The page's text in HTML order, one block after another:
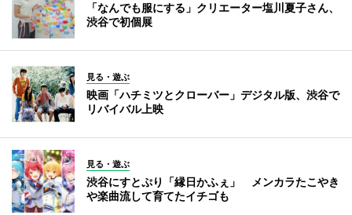
「なんでも服にする」クリエーター塩川夏子さん、
渋谷で初個展
見る・遊ぶ
映画「ハチミツとクローバー」デジタル版、渋谷で
リバイバル上映
見る・遊ぶ
渋谷にすとぷり「縁日かふぇ」 メンカラたこやき
や楽曲流して育てたイチゴも